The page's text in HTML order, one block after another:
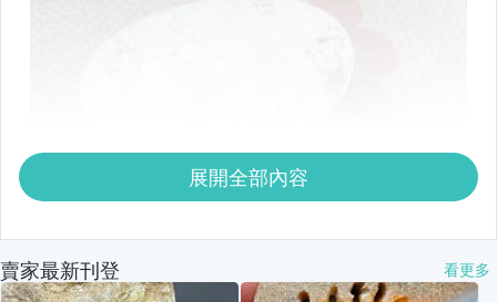
展開全部內容
賣家最新刊登 看更多